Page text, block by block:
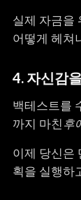
실제 자금을
어떻게 헤쳐
4. 자신감
백테스트를
까지 마친후
이제 당신은
획을 실행하